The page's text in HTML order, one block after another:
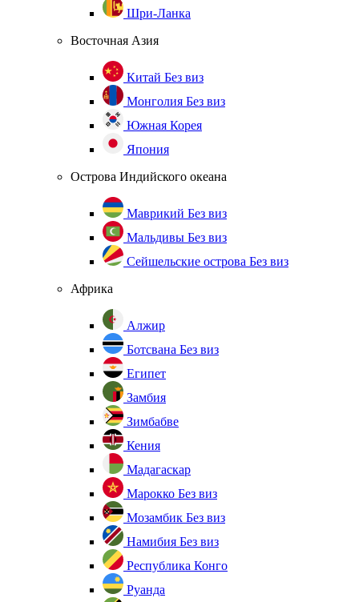
Шри-Ланка
Восточная Азия
Китай Без виз
Монголия Без виз
Южная Корея
Япония
Острова Индийского океана
Маврикий Без виз
Мальдивы Без виз
Сейшельские острова Без виз
Африка
Алжир
Ботсвана Без виз
Египет
Замбия
Зимбабве
Кения
Мадагаскар
Марокко Без виз
Мозамбик Без виз
Намибия Без виз
Республика Конго
Руанда